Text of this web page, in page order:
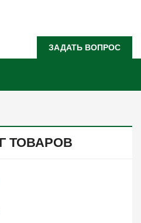
ЗАДАТЬ ВОПРОС
ТОВАРОВ